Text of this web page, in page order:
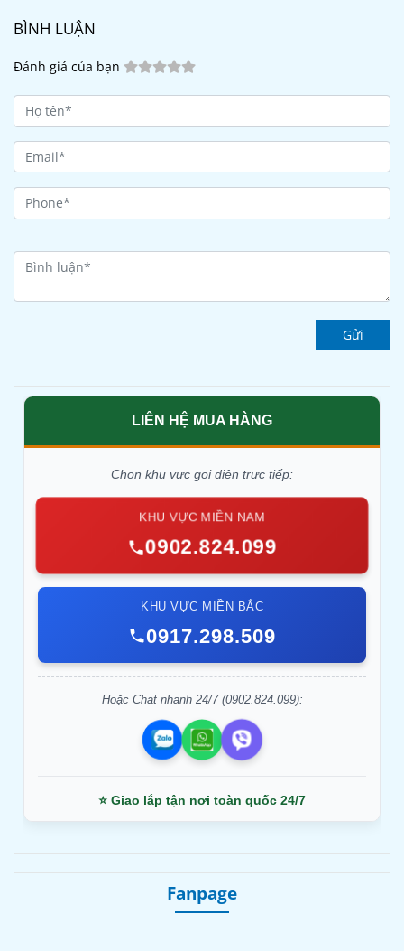
BÌNH LUẬN
Đánh giá của bạn
Gửi
LIÊN HỆ MUA HÀNG
Chọn khu vực gọi điện trực tiếp:
KHU VỰC MIỀN NAM
0902.824.099
KHU VỰC MIỀN BẮC
0917.298.509
Hoặc Chat nhanh 24/7 (0902.824.099):
⭐ Giao lắp tận nơi toàn quốc 24/7
Fanpage